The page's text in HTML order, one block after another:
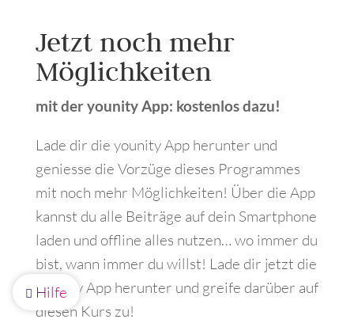
 Hilfe
​Jetzt noch mehr
Möglichkeiten
mit der younity App: kostenlos dazu!
Lade dir die younity App herunter und
geniesse die Vorzüge dieses Programmes
mit noch mehr Möglichkeiten! Über die App
kannst du alle Beiträge auf dein Smartphone
laden und offline alles nutzen… wo immer du
bist, wann immer du willst! Lade dir jetzt die
younity App herunter und greife darüber auf
diesen Kurs zu!